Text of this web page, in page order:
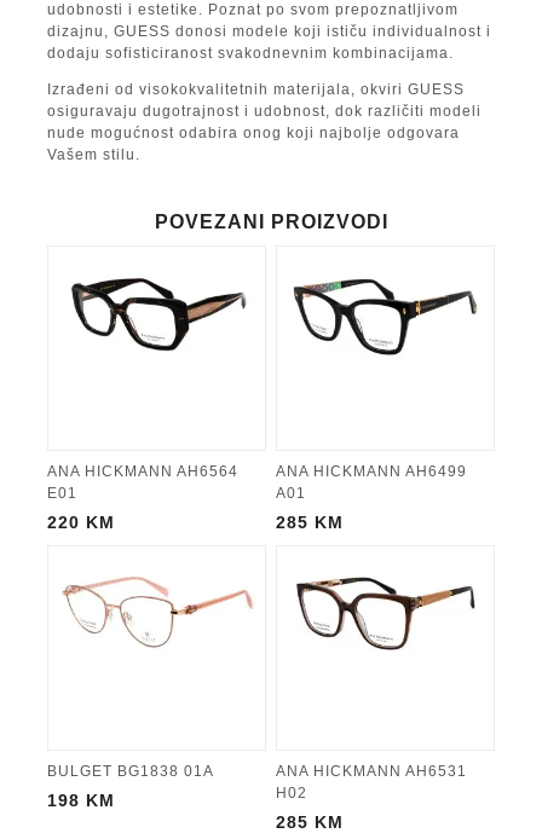
udobnosti i estetike. Poznat po svom prepoznatljivom
dizajnu, GUESS donosi modele koji ističu individualnost i
dodaju sofisticiranost svakodnevnim kombinacijama.
Izrađeni od visokokvalitetnih materijala, okviri GUESS
osiguravaju dugotrajnost i udobnost, dok različiti modeli
nude mogućnost odabira onog koji najbolje odgovara
Vašem stilu.
POVEZANI PROIZVODI
ANA HICKMANN AH6564
E01
220 KM
ANA HICKMANN AH6499
A01
285 KM
BULGET BG1838 01A
198 KM
ANA HICKMANN AH6531
H02
285 KM